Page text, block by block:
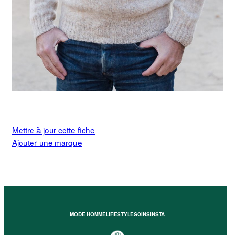
Mettre à jour cette fiche
Ajouter une marque
MODE HOMMELIFESTYLESOINSINSTA